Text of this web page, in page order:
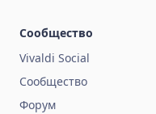
Сообщество
Vivaldi Social
Сообщество
Форум